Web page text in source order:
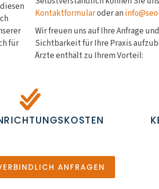
für
Kontaktformularoder an
Wir freuen uns auf Ihre Anfrage
Sichtbarkeit für Ihre Praxis
Ärzte enthält zu Ihrem Vorteil:
ANFRAGEN